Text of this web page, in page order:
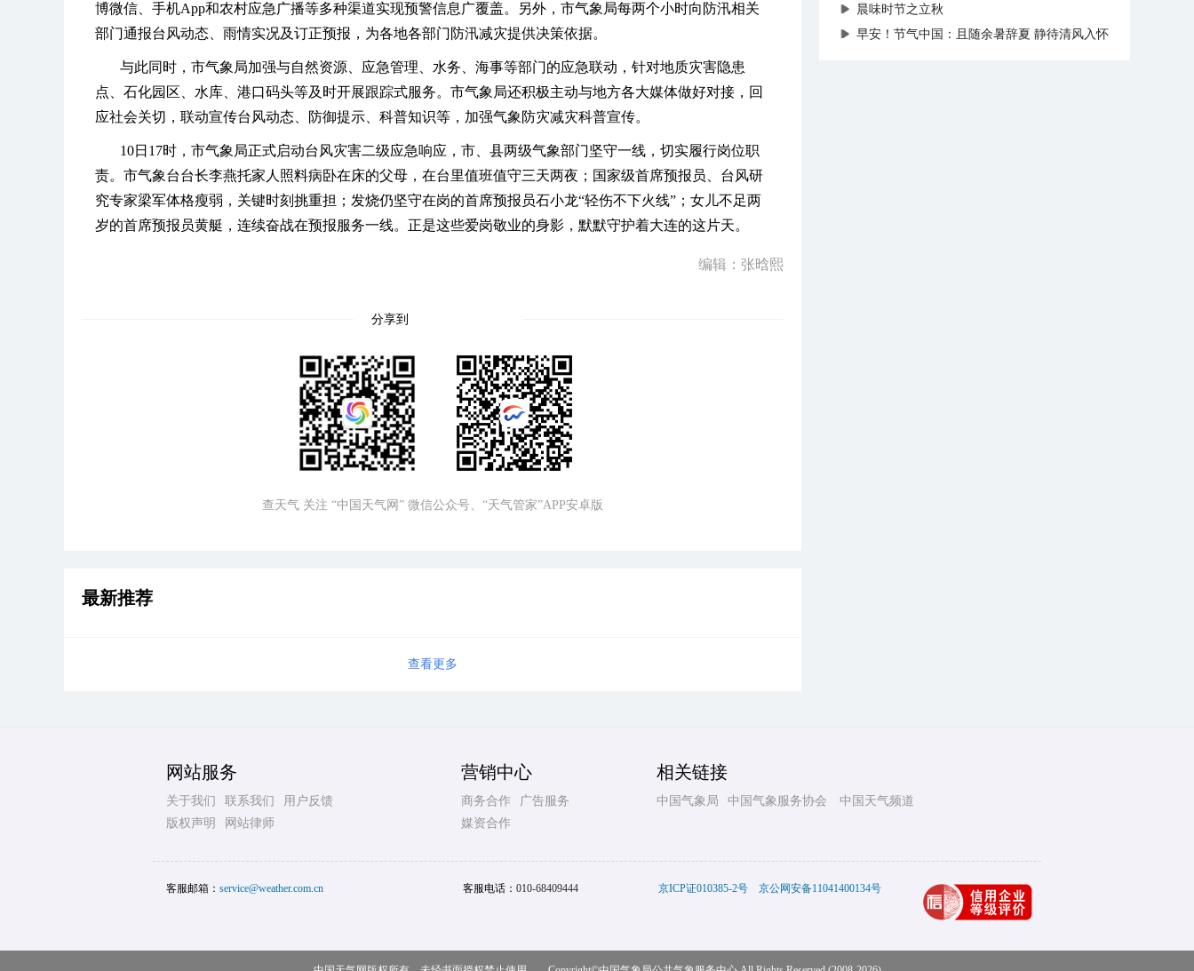
博微信、手机App和农村应急广播等多种渠道实现预警信息广覆盖。另外，市气象局每两个小时向防汛相关
部门通报台风动态、雨情实况及订正预报，为各地各部门防汛减灾提供决策依据。
与此同时，市气象局加强与自然资源、应急管理、水务、海事等部门的应急联动，针对地质灾害隐患
点、石化园区、水库、港口码头等及时开展跟踪式服务。市气象局还积极主动与地方各大媒体做好对接，回
应社会关切，联动宣传台风动态、防御提示、科普知识等，加强气象防灾减灾科普宣传。
10日17时，市气象局正式启动台风灾害二级应急响应，市、县两级气象部门坚守一线，切实履行岗位职
责。市气象台台长李燕托家人照料病卧在床的父母，在台里值班值守三天两夜；国家级首席预报员、台风研
究专家梁军体格瘦弱，关键时刻挑重担；发烧仍坚守在岗的首席预报员石小龙“轻伤不下火线”；女儿不足两
岁的首席预报员黄艇，连续奋战在预报服务一线。正是这些爱岗敬业的身影，默默守护着大连的这片天。
编辑：张晗熙
分享到
查天气 关注 “中国天气网” 微信公众号、“天气管家”APP安卓版
最新推荐
查看更多
晨味时节之立秋
早安！节气中国：且随余暑辞夏 静待清风入怀
网站服务
关于我们 联系我们
用户反馈
版权声明
网站律师
营销中心
商务合作
广告服务
媒资合作
相关链接
中国气象局 中国气象服务协会 中国天气频道
客服邮箱： service@weather.com.cn 客服电话： 010-68409444 京ICP证010385-2号 京公网安备11041400134号